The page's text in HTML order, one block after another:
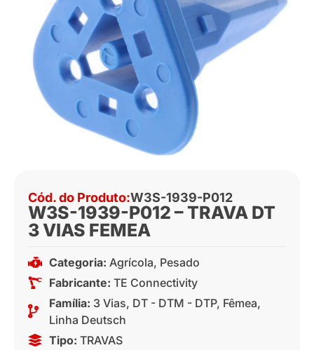
Cód. do Produto:W3S-1939-P012
W3S-1939-P012 – TRAVA DT
3 VIAS FEMEA
Categoria: Agrícola, Pesado
Fabricante: TE Connectivity
Família: 3 Vias, DT - DTM - DTP, Fêmea,
Linha Deutsch
Tipo: TRAVAS